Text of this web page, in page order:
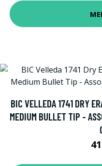
BIC VELLEDA 1741 DRY
MEDIUM BULLET TIP -